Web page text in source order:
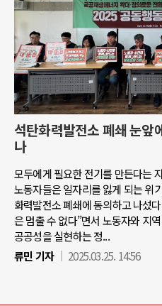
석탄화력발전소 폐쇄 눈
나
모두에게 필요한 전기를 만든다는
노동자들은 일자리를 잃게 되는 위
화력발전소 폐쇄에 동의하고 나섰
은 멈출 수 없다”면서 노동자와 지
공공성을 실현하는 정...
류민 기자
2025.03.25. 14:56